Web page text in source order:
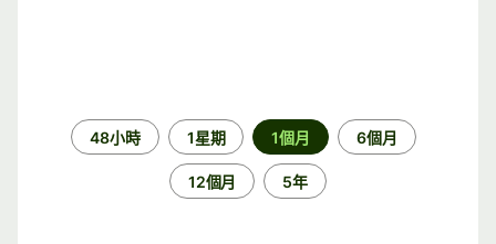
48小時 1星期 1個月 6個月
12個月 5年